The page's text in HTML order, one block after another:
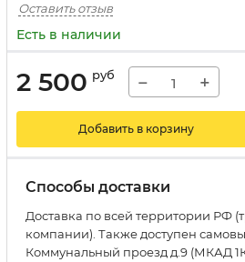
Оставить отзыв
Есть в наличии
2 500 руб − +
Добавить в корзину
Способы доставки
Доставка по всей территории РФ
компании). Также доступен
Коммунальный проезд д.9 (МКАД